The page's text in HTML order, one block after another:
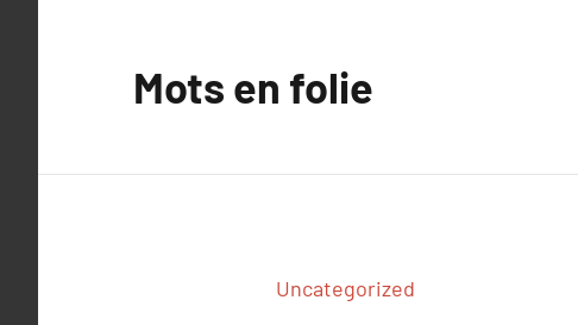
Mots en folie
Uncategorized